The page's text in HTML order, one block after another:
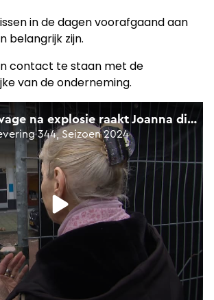
in de dagen voorafgaand aan
belangrijk zijn.
contact te staan met de
van de onderneming.